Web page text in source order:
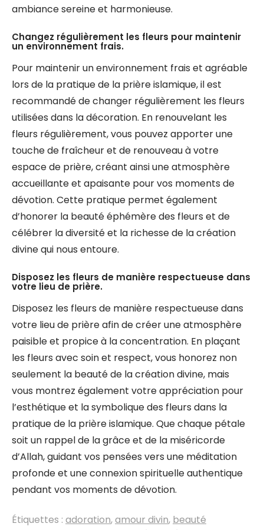
ambiance sereine et harmonieuse.
Changez régulièrement les fleurs pour maintenir
un environnement frais.
Pour maintenir un environnement frais et agréable
lors de la pratique de la prière islamique, il est
recommandé de changer régulièrement les fleurs
utilisées dans la décoration. En renouvelant les
fleurs régulièrement, vous pouvez apporter une
touche de fraîcheur et de renouveau à votre
espace de prière, créant ainsi une atmosphère
accueillante et apaisante pour vos moments de
dévotion. Cette pratique permet également
d’honorer la beauté éphémère des fleurs et de
célébrer la diversité et la richesse de la création
divine qui nous entoure.
Disposez les fleurs de manière respectueuse dans
votre lieu de prière.
Disposez les fleurs de manière respectueuse dans
votre lieu de prière afin de créer une atmosphère
paisible et propice à la concentration. En plaçant
les fleurs avec soin et respect, vous honorez non
seulement la beauté de la création divine, mais
vous montrez également votre appréciation pour
l’esthétique et la symbolique des fleurs dans la
pratique de la prière islamique. Que chaque pétale
soit un rappel de la grâce et de la miséricorde
d’Allah, guidant vos pensées vers une méditation
profonde et une connexion spirituelle authentique
pendant vos moments de dévotion.
Étiquettes : adoration,amour divin, beauté